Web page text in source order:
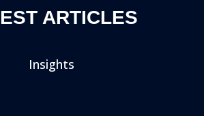
ARTICLES
Insights